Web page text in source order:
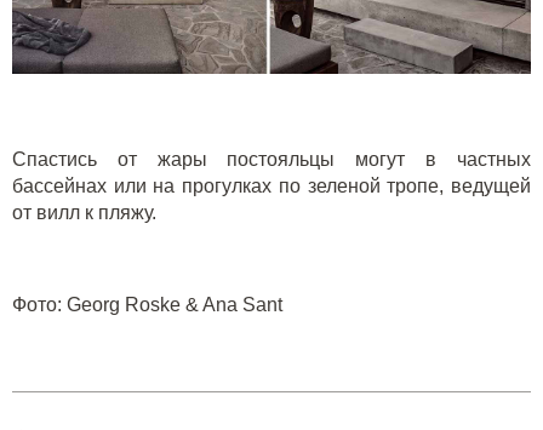
Спастись от жары постояльцы могут в частных
бассейнах или на прогулках по зеленой тропе, ведущей
от вилл к пляжу.
Фото: Georg Roske & Ana Sant